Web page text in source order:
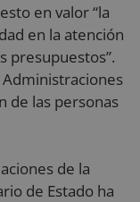
en valor “la
en la atención
presupuestos”.
de las personas
de la
de Estado ha